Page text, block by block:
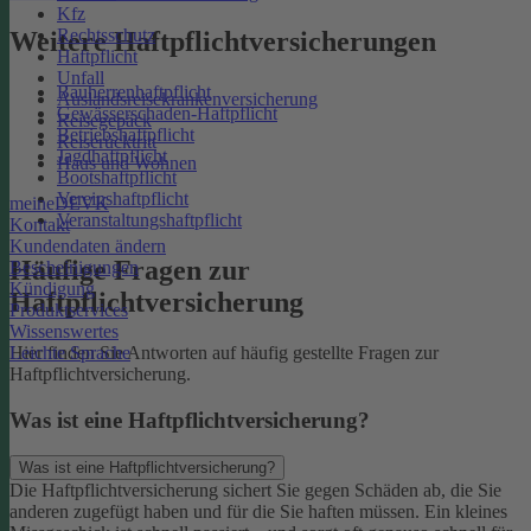
Kfz
Rechtsschutz
Haftpflicht
Unfall
Auslandsreisekrankenversicherung
Reisegepäck
Reiserücktritt
Haus und Wohnen
meineDEVK
Kontakt
Kundendaten ändern
Bescheinigungen
Kündigung
Produktservices
Wissenswertes
Leichte Sprache
Weitere Haftpflichtversicherungen
Bauherrenhaftpflicht
Gewässerschaden-Haftpflicht
Betriebshaftpflicht
Jagdhaftpflicht
Bootshaftpflicht
Vereinshaftpflicht
Veranstaltungshaftpflicht
Häufige Fragen zur
Haftpflichtversicherung
Hier finden Sie Antworten auf häufig gestellte Fragen zur
Haftpflichtversicherung.
Was ist eine Haftpflichtversicherung?
Was ist eine Haftpflichtversicherung?
Die Haftpflichtversicherung sichert Sie gegen Schäden ab, die Sie
anderen zugefügt haben und für die Sie haften müssen. Ein kleines